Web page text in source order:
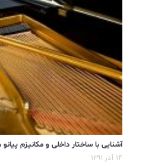
آشنایی با ساختار داخلی و مکانیزم
۱۴ آذر ۱۳۹۱